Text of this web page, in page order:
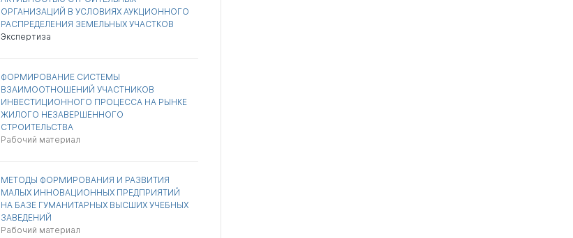
ОРГАНИЗАЦИЙ В УСЛОВИЯХ АУКЦИОННОГО
РАСПРЕДЕЛЕНИЯ ЗЕМЕЛЬНЫХ УЧАСТКОВ
Экспертиза
ФОРМИРОВАНИЕ СИСТЕМЫ
ВЗАИМООТНОШЕНИЙ УЧАСТНИКОВ
ИНВЕСТИЦИОННОГО ПРОЦЕССА НА РЫНКЕ
ЖИЛОГО НЕЗАВЕРШЕННОГО
СТРОИТЕЛЬСТВА
Рабочий материал
МЕТОДЫ ФОРМИРОВАНИЯ И РАЗВИТИЯ
МАЛЫХ ИННОВАЦИОННЫХ ПРЕДПРИЯТИЙ
НА БАЗЕ ГУМАНИТАРНЫХ ВЫСШИХ УЧЕБНЫХ
ЗАВЕДЕНИЙ
Рабочий материал